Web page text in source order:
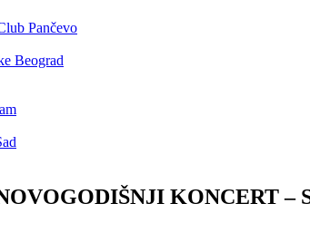
Pančevo
Beograd
KONCERT –